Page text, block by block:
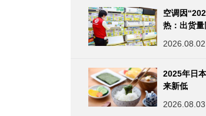
空调因
热：出货
2026.08.02
2025年日
来新低
2026.08.03